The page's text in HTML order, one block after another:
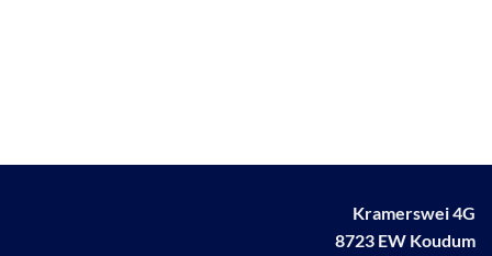
Kramerswei 4G
8723 EW Koudum